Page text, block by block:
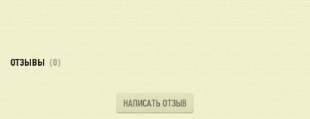
ОТЗЫВЫ (0)
НАПИСАТЬ ОТЗЫВ